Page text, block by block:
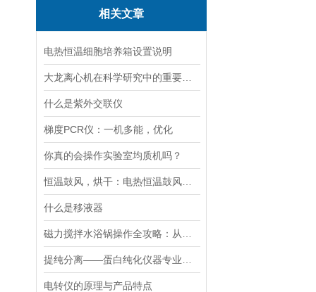
相关文章
电热恒温细胞培养箱设置说明
什么是紫外交联仪
梯度PCR仪：一机多能，优化
你真的会操作实验室均质机吗？
什么是移液器
电转仪的原理与产品特点